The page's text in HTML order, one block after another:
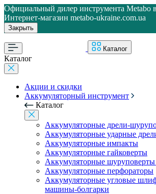
Официальный дилер инструмента Metabo
Интернет-магазин metabo-ukraine.com.ua
Закрыть
Каталог
Каталог
Акции и скидки
Аккумуляторный инструмент
Каталог
Аккумуляторные дрели-
Аккумуляторные ударные
Аккумуляторные импакты
Аккумуляторные гайковерты
Аккумуляторные шуруповерты
Аккумуляторные перфораторы
Аккумуляторные угловые
машины-болгарки